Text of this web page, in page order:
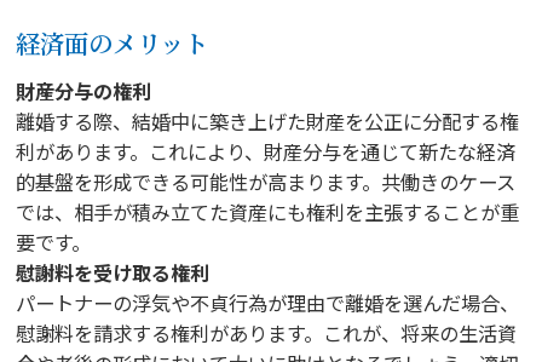
経済面のメリット
財産分与の権利
離婚する際、結婚中に築き上げた財産を公正に分配する権
利があります。これにより、財産分与を通じて新たな経済
的基盤を形成できる可能性が高まります。共働きのケース
では、相手が積み立てた資産にも権利を主張することが重
要です。
慰謝料を受け取る権利
パートナーの浮気や不貞行為が理由で離婚を選んだ場合、
慰謝料を請求する権利があります。これが、将来の生活資